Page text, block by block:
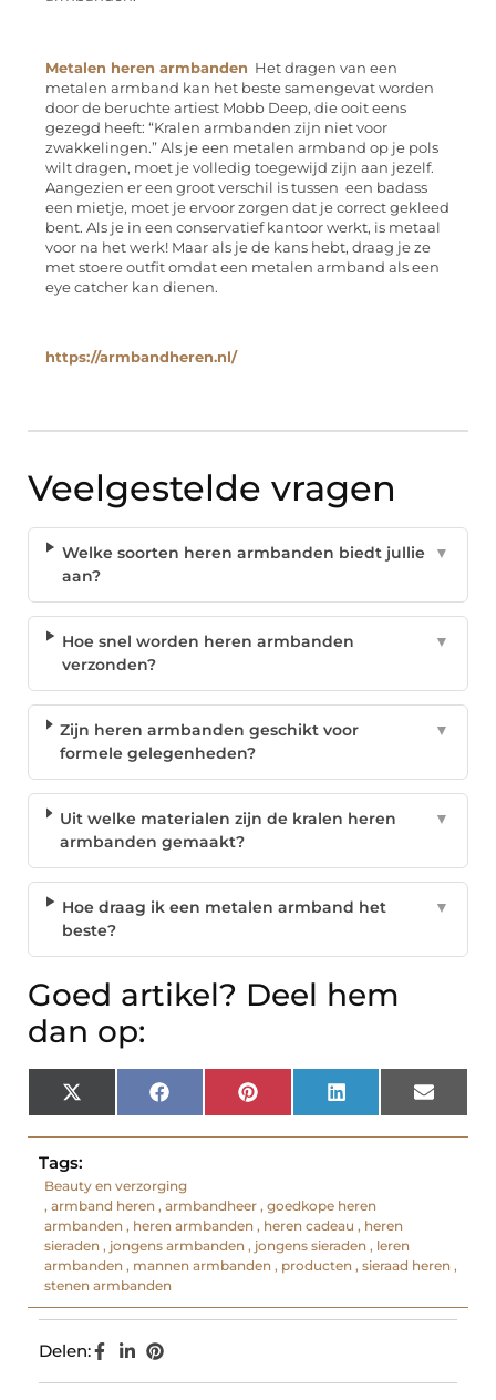
Metalen heren armbanden Het dragen van een
metalen armband kan het beste samengevat worden
door de beruchte artiest Mobb Deep, die ooit eens
gezegd heeft: “Kralen armbanden zijn niet voor
zwakkelingen.” Als je een metalen armband op je pols
wilt dragen, moet je volledig toegewijd zijn aan jezelf.
Aangezien er een groot verschil is tussen een badass
een mietje, moet je ervoor zorgen dat je correct gekleed
bent. Als je in een conservatief kantoor werkt, is metaal
voor na het werk! Maar als je de kans hebt, draag je ze
met stoere outfit omdat een metalen armband als een
eye catcher kan dienen.
https://armbandheren.nl/
Veelgestelde vragen
Welke soorten heren armbanden biedt jullie
aan?
▼
Hoe snel worden heren armbanden
verzonden?
▼
Zijn heren armbanden geschikt voor
formele gelegenheden?
▼
Uit welke materialen zijn de kralen heren
armbanden gemaakt?
▼
Hoe draag ik een metalen armband het
beste?
▼
Goed artikel? Deel hem
dan op:
X
(Twitter)
Facebook Pinterest LinkedIn Email
Tags:
Beauty en verzorging
, armband heren , armbandheer , goedkope heren
armbanden , heren armbanden , heren cadeau , heren
sieraden , jongens armbanden , jongens sieraden , leren
armbanden , mannen armbanden , producten , sieraad heren ,
stenen armbanden
Delen: